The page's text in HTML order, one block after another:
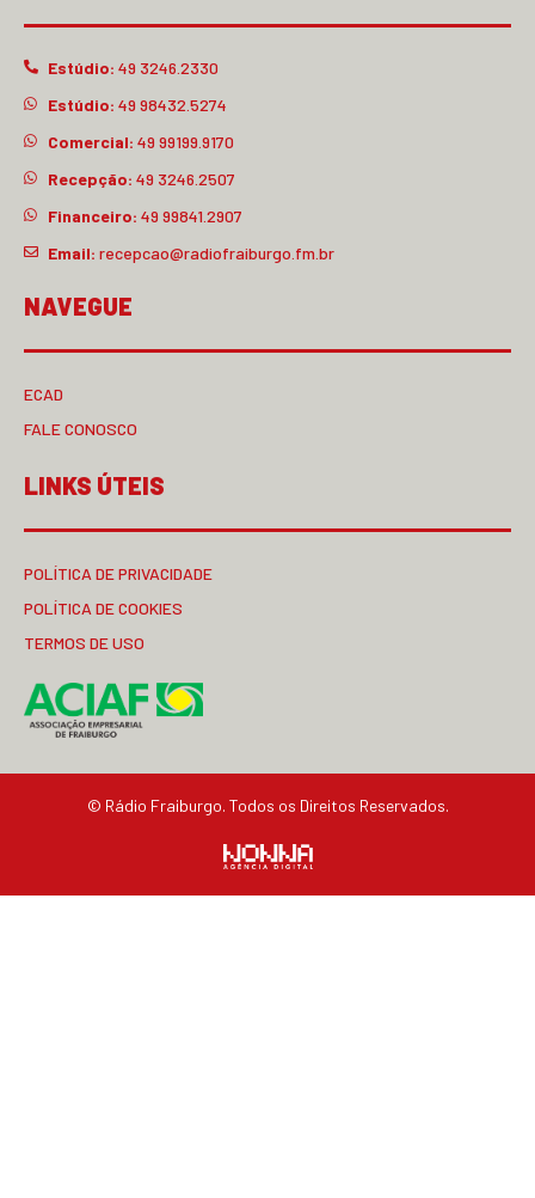
Estúdio: 49 3246.2330
Estúdio: 49 98432.5274
Comercial: 49 99199.9170
Recepção: 49 3246.2507
Financeiro: 49 99841.2907
Email: recepcao@radiofraiburgo.fm.br
NAVEGUE
ECAD
FALE CONOSCO
LINKS ÚTEIS
POLÍTICA DE PRIVACIDADE
POLÍTICA DE COOKIES
TERMOS DE USO
© Rádio Fraiburgo. Todos os Direitos Reservados.